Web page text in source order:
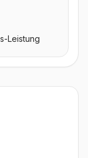
Leistung